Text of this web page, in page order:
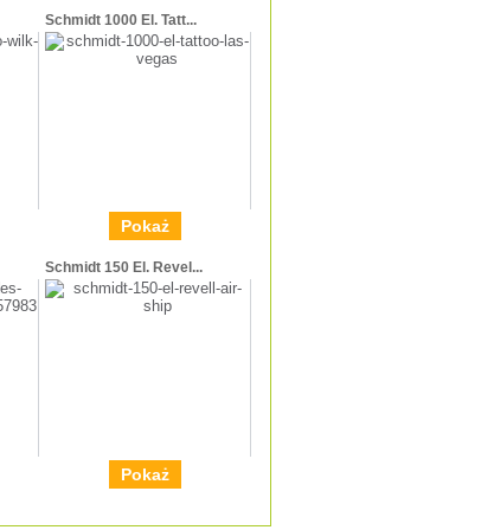
Schmidt 1000 El. Tatt...
Pokaż
Schmidt 150 El. Revel...
Pokaż